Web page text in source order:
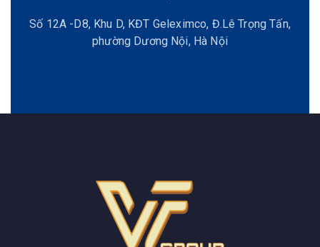
Số 12A -D8, Khu D, KĐT Geleximco, Đ.Lê Trọng Tấn,
phường Dương Nội, Hà Nội